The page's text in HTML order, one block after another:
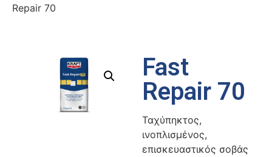
Repair 70
Fast
Repair 70
Ταχύπηκτος,
ινοπλισμένος,
επισκευαστικός σοβάς